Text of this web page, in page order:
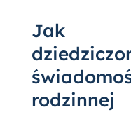
Jak
rodzinnej